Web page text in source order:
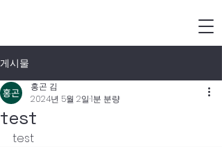
게시물
test
홍곤 김
2024년 5월 2일1분 분량
test